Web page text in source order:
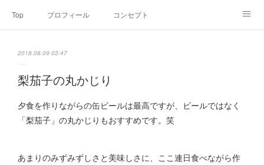
Top プロフィール コンセプト
SNS
2018.08.09 03:47
梨茄子の丸かじり
夕食を作りながらの缶ビールは最高ですが、ビールではなく
「梨茄子」の丸かじりもおすすめです。笑
あまりのみずみずしさと美味しさに、ここ連日食べながら作